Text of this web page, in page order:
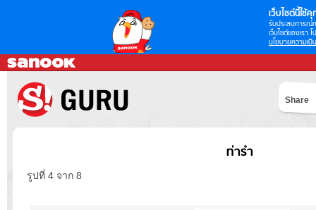
เว็บไซต์นี้ใช้คุ
รับประสบการณ์
เว็บไซต์ของเรา
นโยบายความเป็
Share
ท่ารำ
รูปที่ 4 จาก 8